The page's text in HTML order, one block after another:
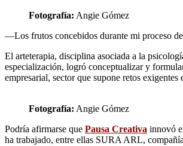
Fotografía: Angie Gómez
―Los frutos concebidos durante mi proceso
El arteterapia, disciplina asociada a la
especialización, logró conceptualizar y
empresarial, sector que supone retos
Fotografía: Angie Gómez
Podría afirmarse que Pausa Creativa innovó
ha trabajado, entre ellas SURA ARL,